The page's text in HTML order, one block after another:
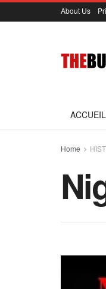
About Us
ACCUEIL
Home